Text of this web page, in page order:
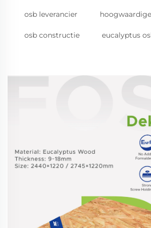
osb leverancier
osb constructie eucalyptus